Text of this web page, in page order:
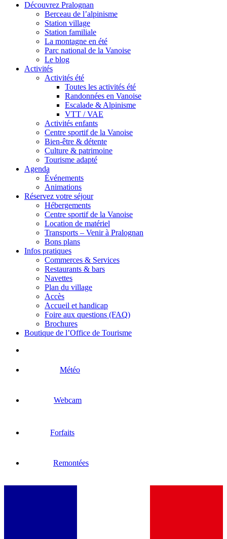
Découvrez Pralognan
Berceau de l’alpinisme
Station village
Station familiale
La montagne en été
Parc national de la Vanoise
Le blog
Activités
Activités été
Toutes les activités été
Randonnées en Vanoise
Escalade & Alpinisme
VTT / VAE
Activités enfants
Centre sportif de la Vanoise
Bien-être & détente
Culture & patrimoine
Tourisme adapté
Agenda
Événements
Animations
Réservez votre séjour
Hébergements
Centre sportif de la Vanoise
Location de matériel
Transports – Venir à Pralognan
Bons plans
Infos pratiques
Commerces & Services
Restaurants & bars
Navettes
Plan du village
Accès
Accueil et handicap
Foire aux questions (FAQ)
Brochures
Boutique de l’Office de Tourisme
Météo
Webcam
Forfaits
Remontées